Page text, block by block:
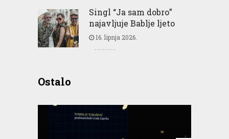
Singl “Ja sam dobro”
najavljuje Bablje ljeto
16. lipnja 2026.
Ostalo